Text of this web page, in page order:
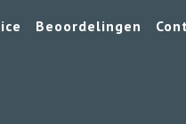
Beoordelingen